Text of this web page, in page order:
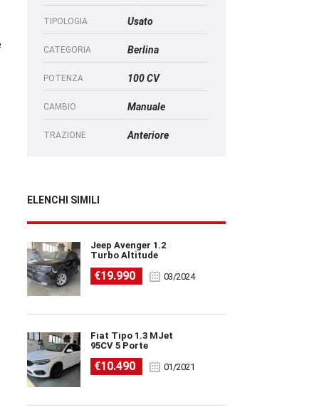
TIPOLOGIA Usato
CATEGORIA Berlina
POTENZA 100 CV
CAMBIO Manuale
TRAZIONE Anteriore
ELENCHI SIMILI
Jeep Avenger 1.2
Turbo Altitude
€19.990 03/2024
Fiat Tipo 1.3 MJet
95CV 5 Porte
€10.490 01/2021